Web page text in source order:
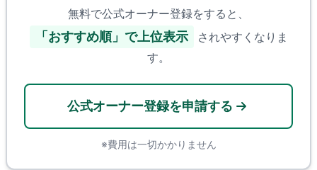
無料で公式オーナー登録をすると、
「おすすめ順」で上位表示
されやすくなりま
す。
公式オーナー登録を申請する
※費用は一切かかりません